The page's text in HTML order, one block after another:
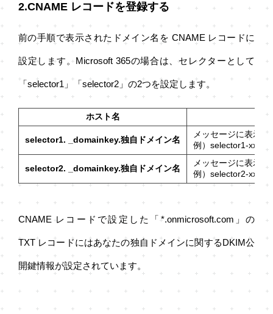
2.CNAME レコードを登録する
前の手順で表示されたドメイン名を CNAME レコードに
設定します。Microsoft 365の場合は、セレクターとして
「selector1」「selector2」の2つを設定します。
ホスト名
selector1. _domainkey.独自ドメイン名
メッセージに表示
例）selector1-
selector2. _domainkey.独自ドメイン名
メッセージに表示
例）selector2-
CNAME レコードで設定した「*.onmicrosoft.com」の
TXT レコードにはあなたの独自ドメインに関するDKIM公
開鍵情報が設定されています。